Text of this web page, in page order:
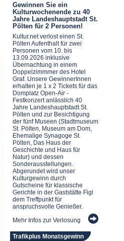
Gewinnen Sie ein
Kulturwochenende zu 40
Jahre Landeshauptstadt St.
Pölten für 2 Personen!
Kultur.net verlost einen St.
Pölten Aufenthalt für zwei
Personen vom 10. bis
13.09.2026 inklusive
Übernachtung in einem
Doppelzimmmer des Hotel
Graf. Unsere GewinnerInnen
erhalten je 1 x 2 Tickets für das
Domplatz Open-Air -
Festkonzert anlässlich 40
Jahre Landeshauptstadt St.
Pölten und zur Besichtigung
der fünf Museen (Stadtmuseum
St. Pölten, Museum am Dom,
Ehemalige Synagoge St.
Pölten, Das Haus der
Geschichte und Haus für
Natur) und dessen
Sonderausstellungen.
Abgerundet wird unser
Kulturgewinn durch
Gutscheine für klassische
Gerichte in der Gaststätte Figl
dem Treffpunkt für
anspruchsvolle Genießer.
Mehr Infos zur Verlosung
Trafikplus Monatsgewinn